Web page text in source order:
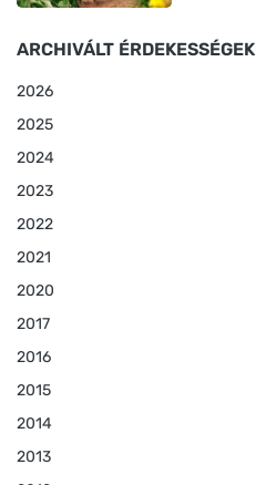
ARCHIVÁLT ÉRDEKESSÉGEK
2026
2025
2024
2023
2022
2021
2020
2017
2016
2015
2014
2013